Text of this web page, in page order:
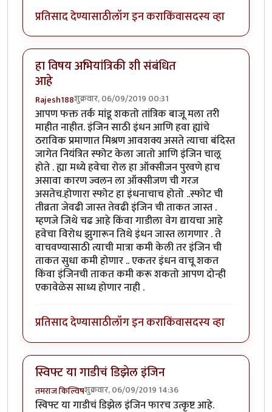
प्रतिसाद देण्यासाठीलॉग इन कराकिंवासदस्य व्हा
हा विषय अभियांत्रिकी शी संबंधित
आहे
Rajesh188शुक्रवार, 06/09/2019 00:31
आपण फक्त तर्क मांडू शकतो तांत्रिक बाजू मला तरी
माहीत नाहीत. इंजिन साठी इंधन आणि हवा ह्यांचे
ठराविक प्रमाणात मिश्रण आवशक्य असते त्याचा बंदिस्त
जागेत नियंत्रित स्फोट केला जातो आणि इंजिन चालू
होते . ह्या मध्ये हवेचा रोल हा ऑक्सीजन पुरवणे हाच
असावा कारण ज्वलन ला ऑक्सीजण ची गरज
असतेच.होणारा स्फोट हा इंधनाचाच होतो ..स्फोट ची
तीव्रता जेवढी जास्त तेवढी इंजिन ची ताकत जास्त .
म्हणजे जिथे चढ आहे किंवा गाडीला वेग द्यायचा आहे
हवेचा विरोध झुगारून तिथे इंधन जास्त लागणार . ते
वाचवण्यासाठी त्याची मात्रा कमी केली तर इंजिन ची
ताकत सुधा कमी होणार .. एकतर इंधन वाचू शकत
किंवा इंजिनची ताकत कमी करू शकतो आपण दोन्ही
एकावेळेस साध्य होणार नाही .
प्रतिसाद देण्यासाठीलॉग इन कराकिंवासदस्य व्हा
स्विफ्ट या गाडीचं डिझेल इंजिन
तमराज किल्विषशुक्रवार, 06/09/2019 14:36
स्विफ्ट या गाडीचं डिझेल इंजिन फारच उत्कृष्ट आहे.